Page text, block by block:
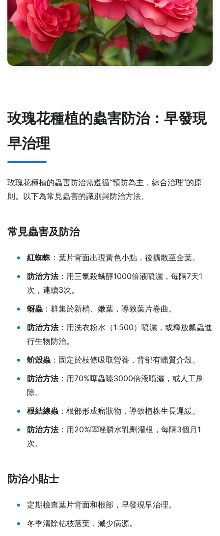
玫瑰花種植的蟲害防治：早發現
早治理
玫瑰花種植的蟲害防治需遵循“預防為主，綜合治理”的原
則。以下為常見蟲害的識別與防治方法。
常見蟲害及防治
紅蜘蛛 ：葉片背面出現黃色小點，後擴散至全葉。
防治方法：用三氯殺螨醇1000倍液噴灑，每隔7天1
次，連續3次。
蚜蟲 ：群集於新梢、嫩葉，導致葉片卷曲。
防治方法：用洗衣粉水（1:500）噴灑，或釋放瓢蟲進
行生物防治。
蚧殼蟲 ：固定於枝條吸取營養，背部有蠟質介殼。
防治方法：用70%噻蟲嗪3000倍液噴灑，或人工刷
除。
根結線蟲 ：根部形成瘤狀物，導致植株生長遲緩。
防治方法：用20%噻唑膦水乳劑灌根，每隔3個月1
次。
防治小貼士
定期檢查葉片背面和根部，早發現早治理。
冬季清除枯枝落葉，減少病源。